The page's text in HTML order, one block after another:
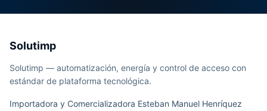
Solutimp
Solutimp — automatización, energía y control de acceso con
estándar de plataforma tecnológica.
Importadora y Comercializadora Esteban Manuel Henríquez